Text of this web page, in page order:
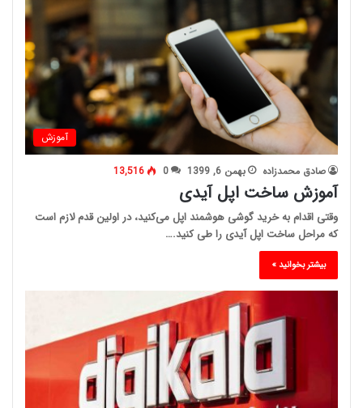
آموزش
صادق محمدزاده بهمن 6, 1399 0
13,516
آموزش ساخت اپل آیدی
وقتی اقدام به خرید گوشی هوشمند اپل می‌کنید، در اولین قدم لازم است
که مراحل ساخت اپل آیدی را طی کنید.…
بیشتر بخوانید »